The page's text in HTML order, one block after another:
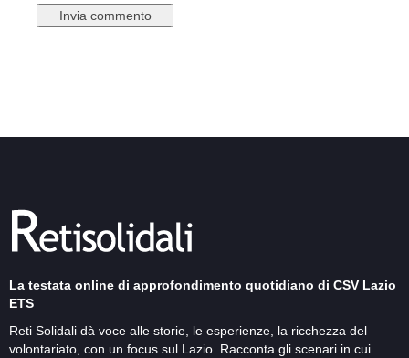
La testata online di approfondimento quotidiano di CSV Lazio
ETS
Reti Solidali dà voce alle storie, le esperienze, la ricchezza del
volontariato, con un focus sul Lazio. Racconta gli scenari in cui